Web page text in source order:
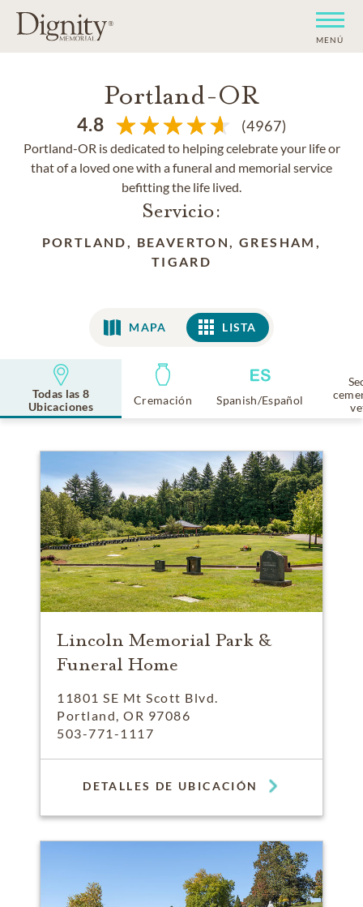
MENÚ
Portland-OR
4.8 (4967)
Portland-OR is dedicated to helping celebrate your life or
that of a loved one with a funeral and memorial service
befitting the life lived.
Servicio:
PORTLAND, BEAVERTON, GRESHAM,
TIGARD
MAPA LISTA
LISTA
Todas las 8
Ubicaciones
Cremación Spanish/Español
Lincoln Memorial Park &
Funeral Home
11801 SE Mt Scott Blvd.
Portland, OR 97086
503-771-1117
DETALLES DE UBICACIÓN